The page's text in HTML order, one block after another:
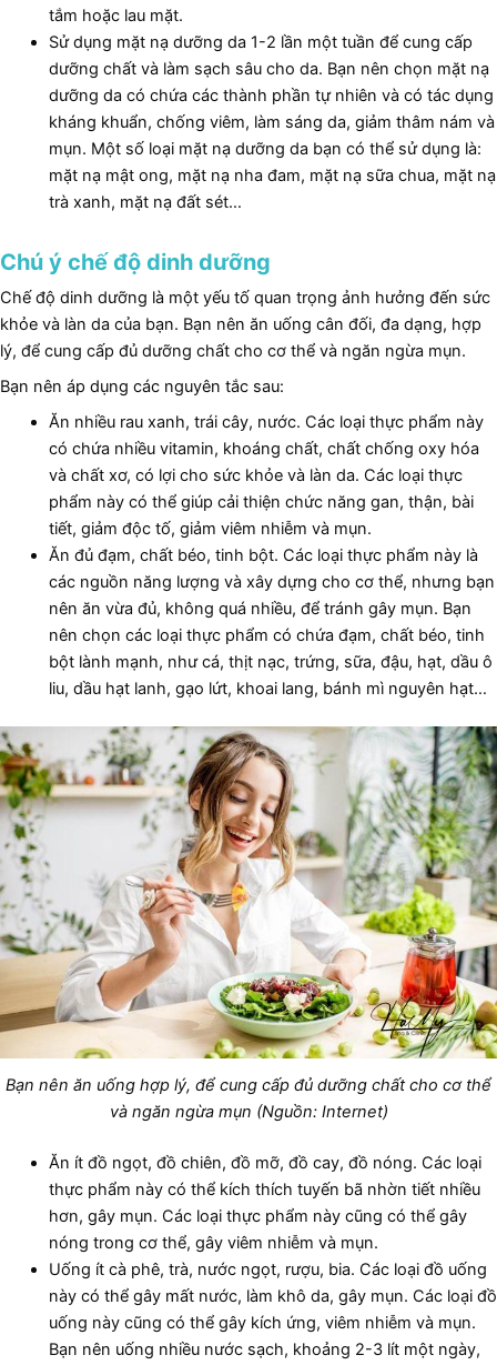
tắm hoặc lau mặt.
Sử dụng mặt nạ dưỡng da 1-2 lần một tuần để cung cấp
dưỡng chất và làm sạch sâu cho da. Bạn nên chọn mặt nạ
dưỡng da có chứa các thành phần tự nhiên và có tác dụng
kháng khuẩn, chống viêm, làm sáng da, giảm thâm nám và
mụn. Một số loại mặt nạ dưỡng da bạn có thể sử dụng là:
mặt nạ mật ong, mặt nạ nha đam, mặt nạ sữa chua, mặt nạ
trà xanh, mặt nạ đất sét…
Chú ý chế độ dinh dưỡng
Chế độ dinh dưỡng là một yếu tố quan trọng ảnh hưởng đến sức
khỏe và làn da của bạn. Bạn nên ăn uống cân đối, đa dạng, hợp
lý, để cung cấp đủ dưỡng chất cho cơ thể và ngăn ngừa mụn.
Bạn nên áp dụng các nguyên tắc sau:
Ăn nhiều rau xanh, trái cây, nước. Các loại thực phẩm này
có chứa nhiều vitamin, khoáng chất, chất chống oxy hóa
và chất xơ, có lợi cho sức khỏe và làn da. Các loại thực
phẩm này có thể giúp cải thiện chức năng gan, thận, bài
tiết, giảm độc tố, giảm viêm nhiễm và mụn.
Ăn đủ đạm, chất béo, tinh bột. Các loại thực phẩm này là
các nguồn năng lượng và xây dựng cho cơ thể, nhưng bạn
nên ăn vừa đủ, không quá nhiều, để tránh gây mụn. Bạn
nên chọn các loại thực phẩm có chứa đạm, chất béo, tinh
bột lành mạnh, như cá, thịt nạc, trứng, sữa, đậu, hạt, dầu ô
liu, dầu hạt lanh, gạo lứt, khoai lang, bánh mì nguyên hạt…
Bạn nên ăn uống hợp lý, để cung cấp đủ dưỡng chất cho cơ thể
và ngăn ngừa mụn (Nguồn: Internet)
Ăn ít đồ ngọt, đồ chiên, đồ mỡ, đồ cay, đồ nóng. Các loại
thực phẩm này có thể kích thích tuyến bã nhờn tiết nhiều
hơn, gây mụn. Các loại thực phẩm này cũng có thể gây
nóng trong cơ thể, gây viêm nhiễm và mụn.
Uống ít cà phê, trà, nước ngọt, rượu, bia. Các loại đồ uống
này có thể gây mất nước, làm khô da, gây mụn. Các loại đồ
uống này cũng có thể gây kích ứng, viêm nhiễm và mụn.
Bạn nên uống nhiều nước sạch, khoảng 2-3 lít một ngày,